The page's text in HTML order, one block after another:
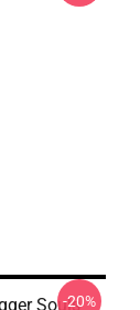
Souls-20%